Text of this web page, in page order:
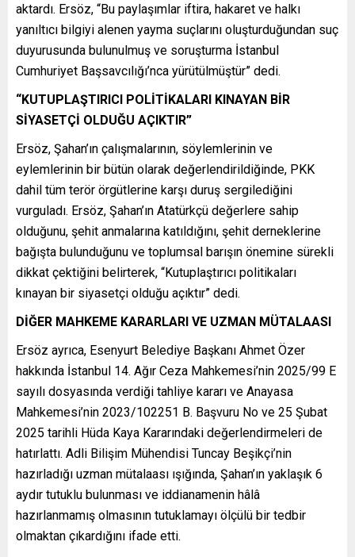
aktardı. Ersöz, “Bu paylaşımlar iftira, hakaret ve halkı
yanıltıcı bilgiyi alenen yayma suçlarını oluşturduğundan suç
duyurusunda bulunulmuş ve soruşturma İstanbul
Cumhuriyet Başsavcılığı’nca yürütülmüştür” dedi.
“KUTUPLAŞTIRICI POLİTİKALARI KINAYAN BİR
SİYASETÇİ OLDUĞU AÇIKTIR”
Ersöz, Şahan’ın çalışmalarının, söylemlerinin ve
eylemlerinin bir bütün olarak değerlendirildiğinde, PKK
dahil tüm terör örgütlerine karşı duruş sergilediğini
vurguladı. Ersöz, Şahan’ın Atatürkçü değerlere sahip
olduğunu, şehit anmalarına katıldığını, şehit derneklerine
bağışta bulunduğunu ve toplumsal barışın önemine sürekli
dikkat çektiğini belirterek, “Kutuplaştırıcı politikaları
kınayan bir siyasetçi olduğu açıktır” dedi.
DİĞER MAHKEME KARARLARI VE UZMAN MÜTALAASI
Ersöz ayrıca, Esenyurt Belediye Başkanı Ahmet Özer
hakkında İstanbul 14. Ağır Ceza Mahkemesi’nin 2025/99 E
sayılı dosyasında verdiği tahliye kararı ve Anayasa
Mahkemesi’nin 2023/102251 B. Başvuru No ve 25 Şubat
2025 tarihli Hüda Kaya Kararındaki değerlendirmeleri de
hatırlattı. Adli Bilişim Mühendisi Tuncay Beşikçi’nin
hazırladığı uzman mütalaası ışığında, Şahan’ın yaklaşık 6
aydır tutuklu bulunması ve iddianamenin hâlâ
hazırlanmamış olmasının tutuklamayı ölçülü bir tedbir
olmaktan çıkardığını ifade etti.